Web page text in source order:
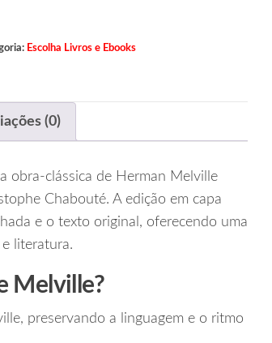
Escolha Livros e Ebooks
(0)
obra‑clássica de Herman Melville
Chabouté. A edição em capa
e o texto original, oferecendo uma
literatura.
Melville?
preservando a linguagem e o ritmo